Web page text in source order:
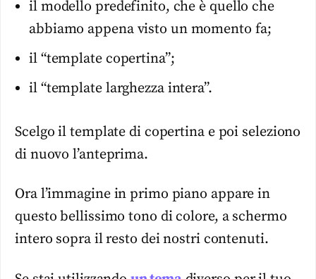
il modello predefinito, che è quello che
abbiamo appena visto un momento fa;
il “template copertina”;
il “template larghezza intera”.
Scelgo il template di copertina e poi seleziono
di nuovo l’anteprima.
Ora l’immagine in primo piano appare in
questo bellissimo tono di colore, a schermo
intero sopra il resto dei nostri contenuti.